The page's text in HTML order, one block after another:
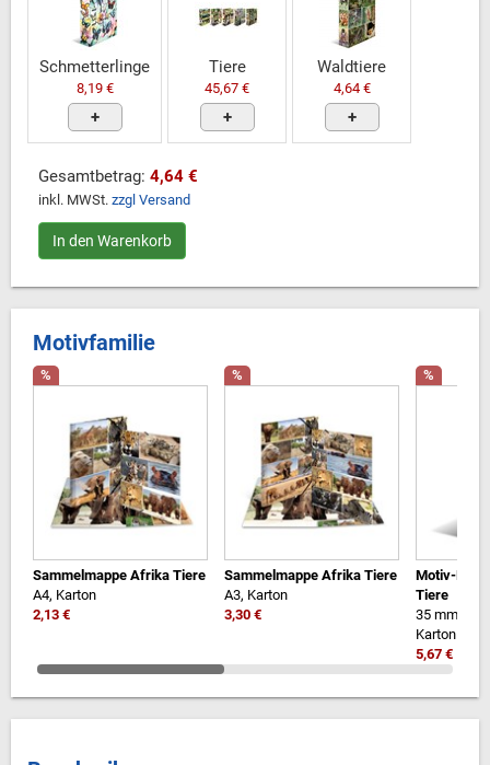
Schmetterlinge
8,19 €
+
Tiere
45,67 €
+
Waldtiere
4,64 €
+
Gesamtbetrag: 4,64 €
inkl. MWSt. zzgl Versand
In den Warenkorb
Motivfamilie
%
Sammelmappe Afrika Tiere
A4, Karton
2,13 €
%
Sammelmappe Afrika Tiere
A3, Karton
3,30 €
%
Motiv-
Tiere
35 mm,
Karton
5,67 €